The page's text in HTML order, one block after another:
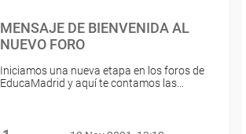
MENSAJE DE BIENVENIDA AL
NUEVO FORO
Iniciamos una nueva etapa en los foros de
EducaMadrid y aquí te contamos las…